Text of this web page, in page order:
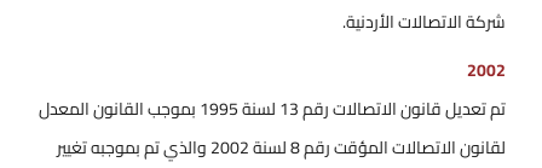
شركة الاتصالات الأردنية.
2002
تم تعديل قانون الاتصالات رقم 13 لسنة 1995 بموجب القانون المعدل
لقانون الاتصالات المؤقت رقم 8 لسنة 2002 والذي تم بموجبه تغيير